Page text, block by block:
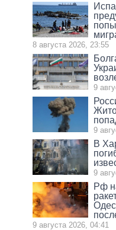
8 августа 2026, 23:55
9
9
В
9
Рф
9 августа 2026, 04:41